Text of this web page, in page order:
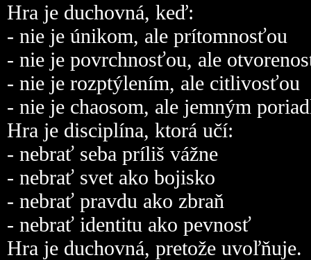
Hra je duchovná, keď:
- nie je únikom, ale prítomnosťou
- nie je povrchnosťou, ale
- nie je rozptýlením, ale citlivosťou
- nie je chaosom, ale jemným
Hra je disciplína, ktorá učí:
- nebrať seba príliš vážne
- nebrať svet ako bojisko
- nebrať pravdu ako zbraň
- nebrať identitu ako pevnosť
Hra je duchovná, pretože uvoľňuje.